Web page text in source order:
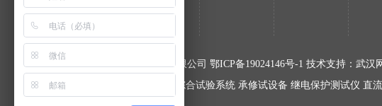
企业风貌
© 2012-2020 武汉诺顿电气有限公司 鄂ICP备19024146号-1 技术支持： 武汉
主营产品：
变压器综合试验系统 承修试设备 继电保护测试仪 直